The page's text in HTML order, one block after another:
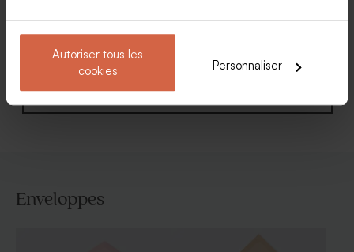
Autoriser tous les
cookies
Personnaliser
photomaton (et fleurs
Voir toute la collection Faire-part mariage
Enveloppes